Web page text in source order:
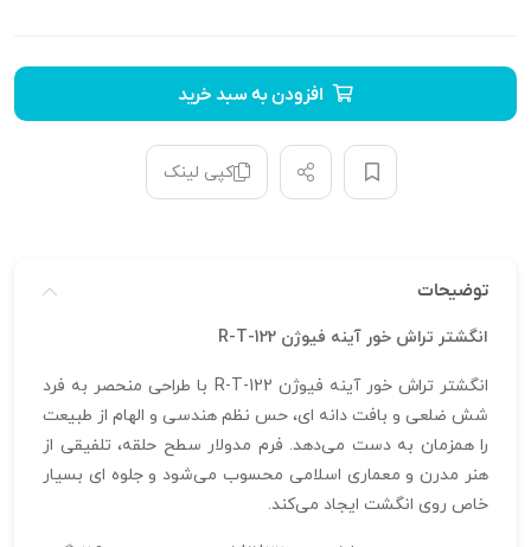
افزودن به سبد خرید
کپی لینک
توضیحات
انگشتر تراش خور آینه فیوژن R-T-122
انگشتر تراش خور آینه فیوژن R-T-122 با طراحی منحصر به‌ فرد
شش‌ ضلعی و بافت دانه‌ ای، حس نظم هندسی و الهام از طبیعت
را همزمان به دست می‌دهد. فرم مدولار سطح حلقه، تلفیقی از
هنر مدرن و معماری اسلامی محسوب می‌شود و جلوه‌ ای بسیار
خاص روی انگشت ایجاد می‌کند.